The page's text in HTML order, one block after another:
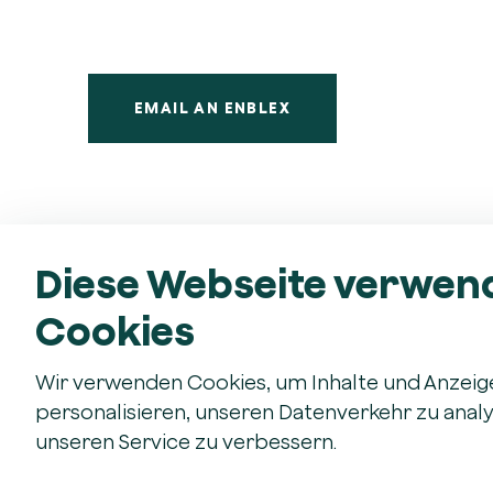
Diese Webseite
Cookies
Wir verwenden Cookies, um Inhalte und
personalisieren, unseren Datenverkehr zu
unseren Service zu verbessern.
EMAIL AN ENBLEX
Enblex GmbH
Neudorfstrasse 7
CH-6312 Steinhausen
Phone: +41796377194
Produkt-,